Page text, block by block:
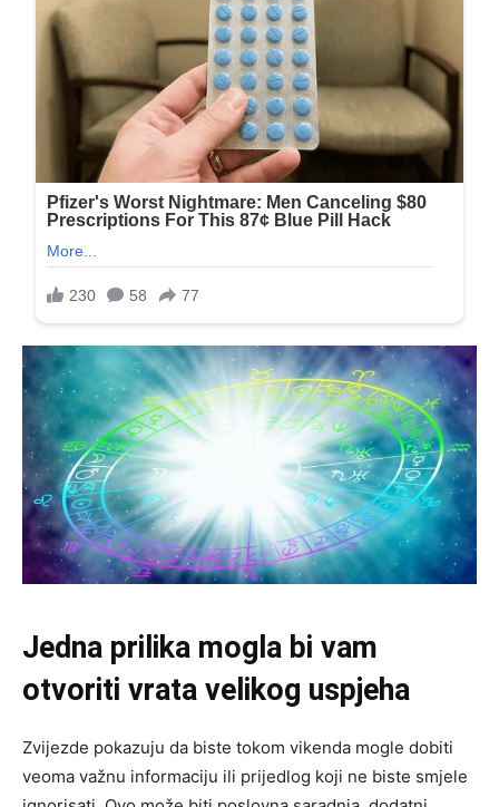
Jedna prilika mogla bi vam
otvoriti vrata velikog uspjeha
Zvijezde pokazuju da biste tokom vikenda mogle dobiti
veoma važnu informaciju ili prijedlog koji ne biste smjele